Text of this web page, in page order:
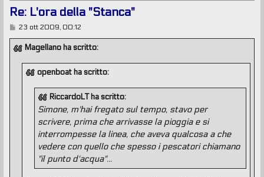
Re: L'ora della "Stanca"
M
s
s
23 ott 2009, 00:12
Magellano ha scritto:
openboat ha scritto:
RiccardoLT ha scritto:
Simone, m'hai fregato sul tempo, stavo per
scrivere, prima che arrivasse la pioggia e si
interrompesse la linea, che aveva qualcosa a che
vedere con quello che spesso i pescatori chiamano
"il punto d'acqua"...